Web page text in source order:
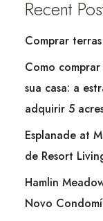
Recent
Comprar
Como
sua casa: a
adquirir 5
Esplanade at
de Resort
Hamlin
Novo